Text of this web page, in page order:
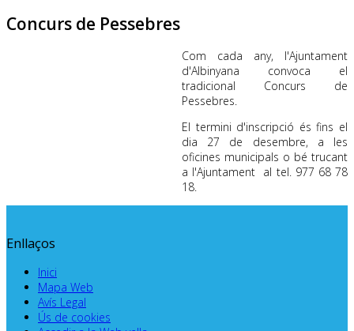
Concurs de Pessebres
Com cada any, l'Ajuntament
d'Albinyana convoca el
tradicional Concurs de
Pessebres.
El termini d'inscripció és fins el
dia 27 de desembre, a les
oficines municipals o bé trucant
a l'Ajuntament al tel. 977 68 78
18.
Enllaços
Inici
Mapa Web
Avís Legal
Ús de cookies